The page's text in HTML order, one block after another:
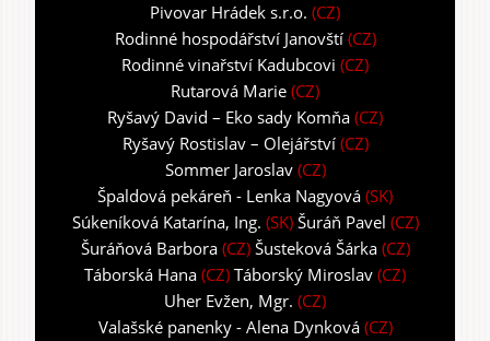
Pivovar Hrádek s.r.o. (CZ)
Rodinné hospodářství Janovští (CZ)
Rodinné vinařství Kadubcovi (CZ)
Rutarová Marie (CZ)
Ryšavý David – Eko sady Komňa (CZ)
Ryšavý Rostislav – Olejářství(CZ)
Sommer Jaroslav(CZ)
Špaldová pekáreň - Lenka Nagyová (SK)
Súkeníková Katarína, Ing. (SK) Šuráň Pavel (CZ)
Šuráňová Barbora(CZ) Šusteková Šárka(CZ)
Táborská Hana (CZ) Táborský Miroslav (CZ)
Uher Evžen, Mgr. (CZ)
Valašské panenky - Alena Dynková(CZ)